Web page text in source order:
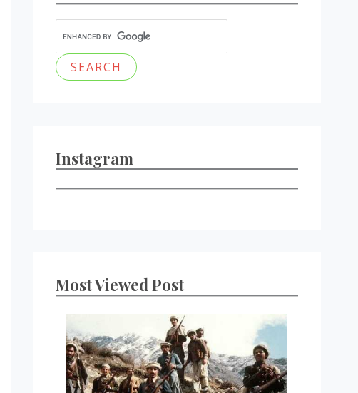
Instagram
Most Viewed Post